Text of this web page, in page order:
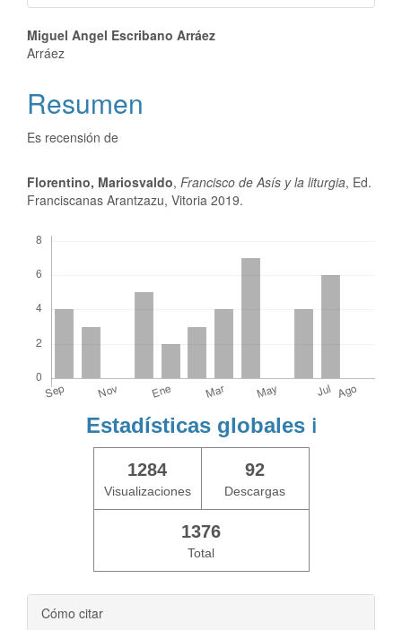
Miguel Angel Escribano Arráez
Arráez
Resumen
Es recensión de
Florentino, Mariosvaldo, Francisco de Asís y la liturgia, Ed.
Franciscanas Arantzazu, Vitoria 2019.
Estadísticas globales ℹ️
1284
Visualizaciones
92
Descargas
1376
Total
Cómo citar